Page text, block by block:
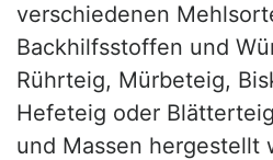
verschiedenen
Backhilfsstoffen und
Rührteig, Mürbeteig,
Hefeteig oder
und Massen hergestellt